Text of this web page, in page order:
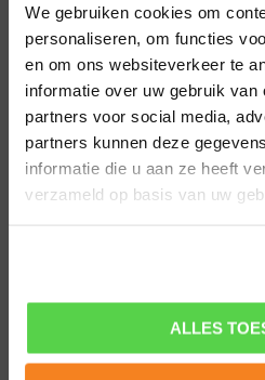
We gebruiken cookies om
personaliseren, om functies
en om ons websiteverkeer te
informatie over uw gebruik van
partners voor social media,
partners kunnen deze
informatie die u aan ze heeft
verzameld op basis van uw
ALLES
Noord Holland
Zuid Holland
Noord Brabant
Gelderland
Utrecht
Overijssel
Zeeland
Amsterdam
Almere
POPULAIRE SPORTEN